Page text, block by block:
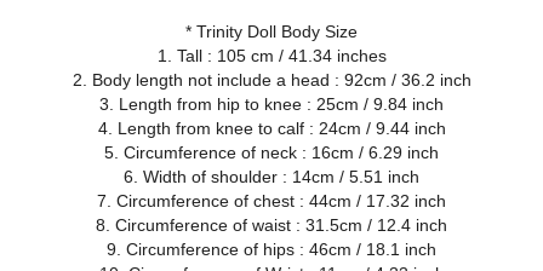
* Trinity Doll Body Size
1. Tall : 105 cm / 41.34 inches
2. Body length not include a head : 92cm / 36.2 inch
3. Length from hip to knee : 25cm / 9.84 inch
4. Length from knee to calf : 24cm / 9.44 inch
5. Circumference of neck : 16cm / 6.29 inch
6. Width of shoulder : 14cm / 5.51 inch
7. Circumference of chest : 44cm / 17.32 inch
8. Circumference of waist : 31.5cm / 12.4 inch
9. Circumference of hips : 46cm / 18.1 inch